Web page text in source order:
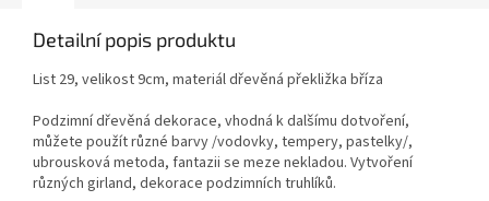
Detailní popis produktu
List 29, velikost 9cm, materiál dřevěná překližka bříza
Podzimní dřevěná dekorace, vhodná k dalšímu dotvoření,
můžete použít různé barvy /vodovky, tempery, pastelky/,
ubrousková metoda, fantazii se meze nekladou. Vytvoření
různých girland, dekorace podzimních truhlíků.